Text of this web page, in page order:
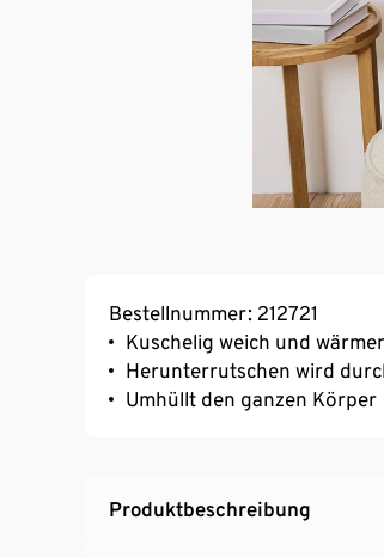
Bestellnummer: 212721
Kuschelig weich und
Herunterrutschen wird
Umhüllt den ganzen Körper
Produktbeschreibung